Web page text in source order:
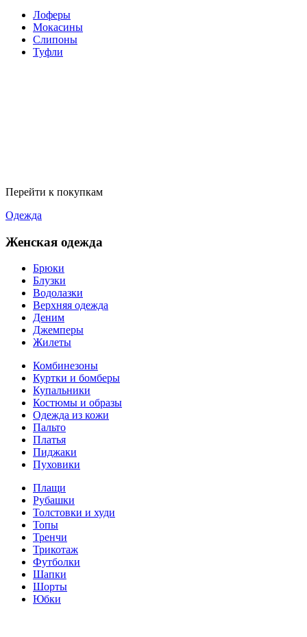
Лоферы
Мокасины
Слипоны
Туфли
Перейти к покупкам
Одежда
Женская одежда
Брюки
Блузки
Водолазки
Верхняя одежда
Деним
Джемперы
Жилеты
Комбинезоны
Куртки и бомберы
Купальники
Костюмы и образы
Одежда из кожи
Пальто
Платья
Пиджаки
Пуховики
Плащи
Рубашки
Толстовки и худи
Топы
Тренчи
Трикотаж
Футболки
Шапки
Шорты
Юбки